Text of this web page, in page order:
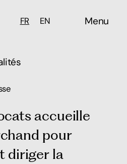
FR EN Menu
accueille
pour
diriger la